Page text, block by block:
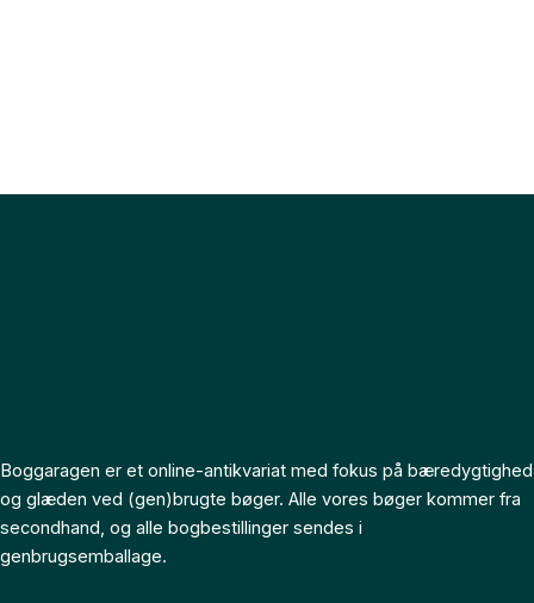
Boggaragen er et online-antikvariat med fokus på bæredygtighed
og glæden ved (gen)brugte bøger. Alle vores bøger kommer fra
secondhand, og alle bogbestillinger sendes i
genbrugsemballage.